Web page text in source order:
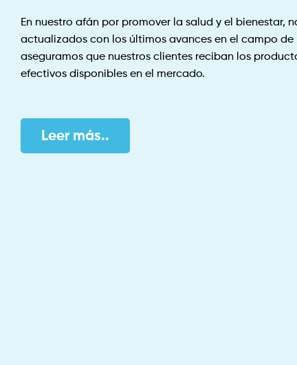
En nuestro afán por promover la salud y el bienestar,
actualizados con los últimos avances en el campo
aseguramos que nuestros clientes reciban los
efectivos disponibles en el mercado.
Leer más..